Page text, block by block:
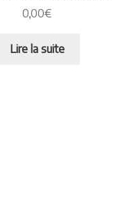
0,00€
Lire la suite